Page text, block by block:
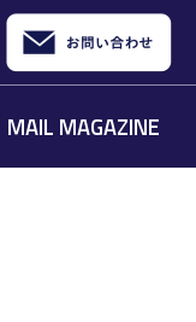
MAIL MAGAZINE